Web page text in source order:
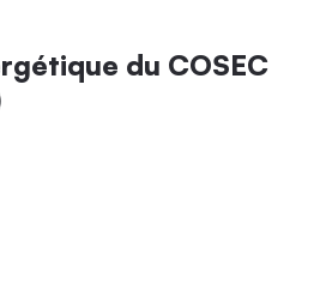
du COSEC